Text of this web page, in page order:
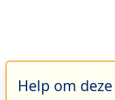
Help om